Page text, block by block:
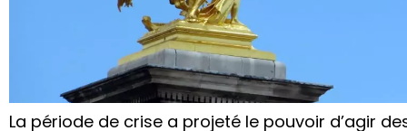
La période de crise a projeté le pouvoir d’agir